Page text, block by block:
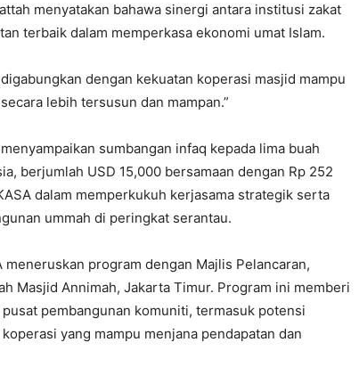
menyatakan bahawa sinergi antara institusi zakat
terbaik dalam memperkasa ekonomi umat Islam.
dengan kekuatan koperasi masjid mampu
lebih tersusun dan mampan.”
sumbangan infaq kepada lima buah
berjumlah USD 15,000 bersamaan dengan Rp 252
dalam memperkukuh kerjasama strategik serta
ummah di peringkat serantau.
meneruskan program dengan Majlis Pelancaran,
Masjid Annimah, Jakarta Timur. Program ini memberi
pembangunan komuniti, termasuk potensi
yang mampu menjana pendapatan dan